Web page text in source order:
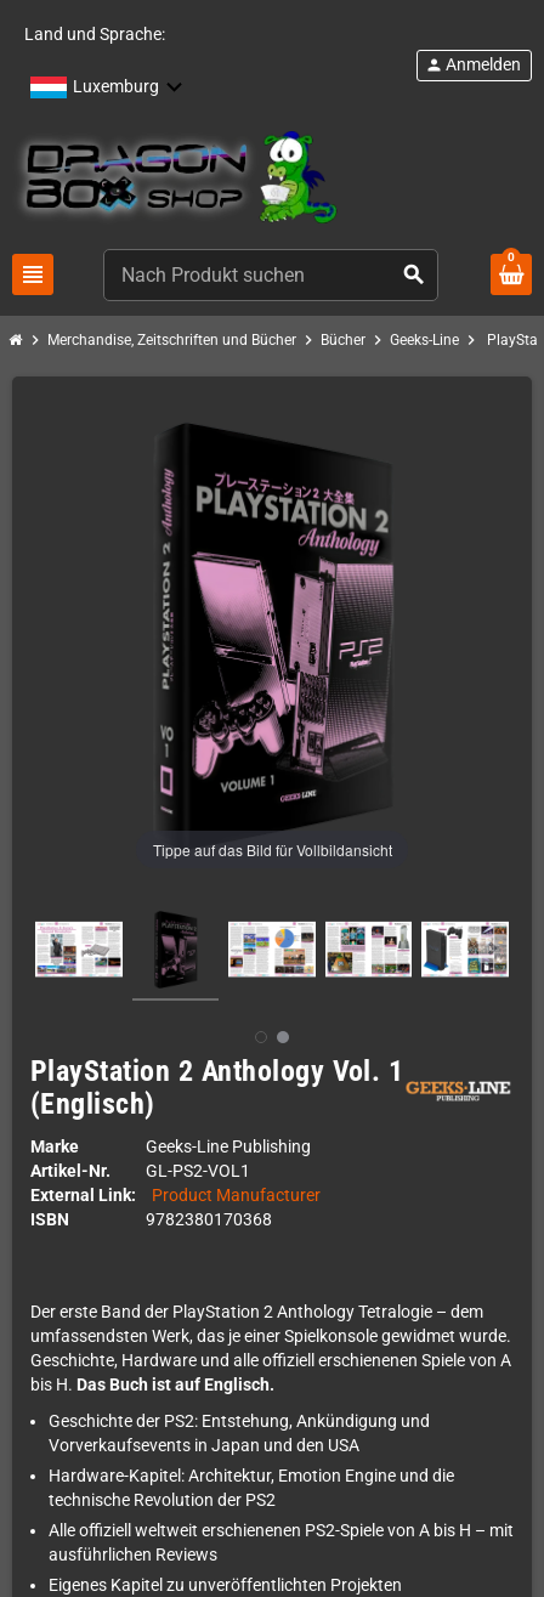
Land und Sprache:
Luxemburg
view_headline search
person Anmelden
0
chevron_right Merchandise, Zeitschriften und Bücher chevron_right Bücher chevron_right Geeks-Line chevron_right
Tippe auf das Bild für Vollbildansicht
PlayStation 2 Anthology Vol. 1
(Englisch)
Marke
Geeks-Line Publishing
Artikel-Nr.
GL-PS2-VOL1
External Link:
Product Manufacturer
ISBN
9782380170368
Der erste Band der PlayStation 2 Anthology Tetralogie – dem
umfassendsten Werk, das je einer Spielkonsole gewidmet wurde.
Geschichte, Hardware und alle offiziell erschienenen Spiele von A
bis H. Das Buch ist auf Englisch.
Geschichte der PS2: Entstehung, Ankündigung und
Vorverkaufsevents in Japan und den USA
Hardware-Kapitel: Architektur, Emotion Engine und die
technische Revolution der PS2
Alle offiziell weltweit erschienenen PS2-Spiele von A bis H – mit
ausführlichen Reviews
Eigenes Kapitel zu unveröffentlichten Projekten